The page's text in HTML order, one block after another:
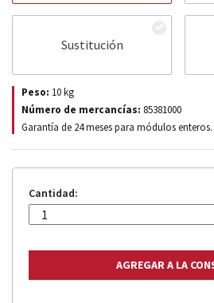
Sustitución
Peso: 10kg
Número de mercancías: 85381000
Garantía de 24 meses para módulos enteros.
Cantidad: